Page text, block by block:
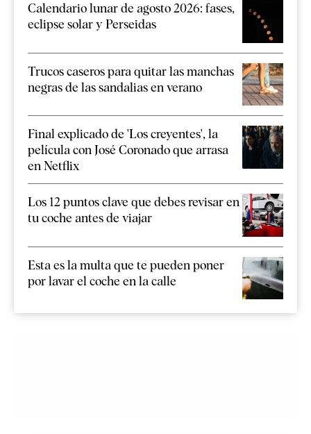
Calendario lunar de agosto 2026: fases,
eclipse solar y Perseidas
Trucos caseros para quitar las manchas
negras de las sandalias en verano
Final explicado de 'Los creyentes', la
película con José Coronado que arrasa
en Netflix
Los 12 puntos clave que debes revisar en
tu coche antes de viajar
Esta es la multa que te pueden poner
por lavar el coche en la calle